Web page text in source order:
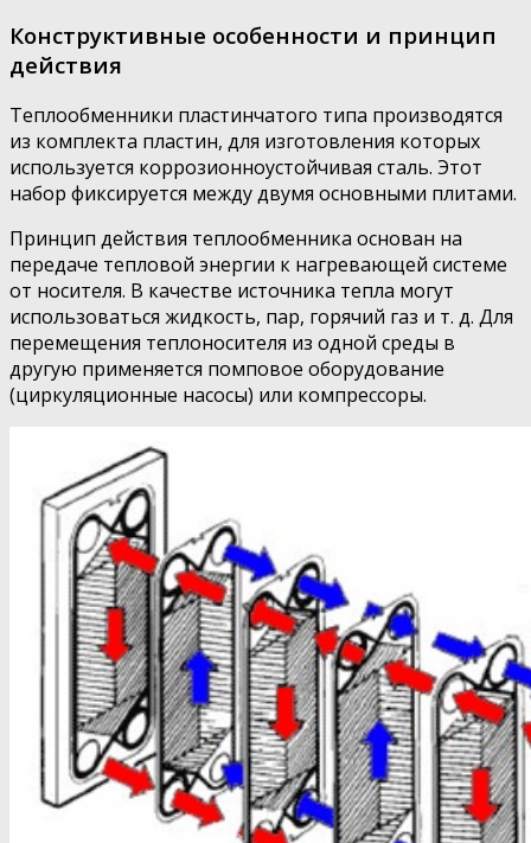
Конструктивные особенности и принцип
действия
Теплообменники пластинчатого типа производятся
из комплекта пластин, для изготовления которых
используется коррозионноустойчивая сталь. Этот
набор фиксируется между двумя основными плитами.
Принцип действия теплообменника основан на
передаче тепловой энергии к нагревающей системе
от носителя. В качестве источника тепла могут
использоваться жидкость, пар, горячий газ и т. д. Для
перемещения теплоносителя из одной среды в
другую применяется помповое оборудование
(циркуляционные насосы) или компрессоры.